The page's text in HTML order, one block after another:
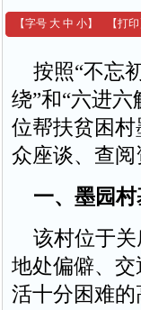
【字号 大 中 小】 【打印
按照“不忘
绕”和“六进
位帮扶贫困
众座谈、查
一、墨园
该村位于关
地处偏僻、
活十分困难